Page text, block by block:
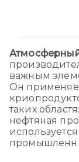
важным
Он
таких
нефтяная